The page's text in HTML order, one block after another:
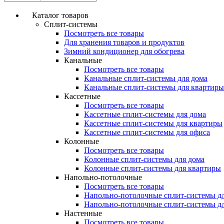
Каталог товаров
Сплит-системы
Посмотреть все товары
Для хранения товаров и продуктов
Зимний кондиционер для обогрева
Канальные
Посмотреть все товары
Канальные сплит-системы для дома
Канальные сплит-системы для квартиры
Кассетные
Посмотреть все товары
Кассетные сплит-системы для дома
Кассетные сплит-системы для квартиры
Кассетные сплит-системы для офиса
Колонные
Посмотреть все товары
Колонные сплит-системы для дома
Колонные сплит-системы для квартиры
Напольно-потолочные
Посмотреть все товары
Напольно-потолочные сплит-системы
Напольно-потолочные сплит-системы
Настенные
Посмотреть все товары